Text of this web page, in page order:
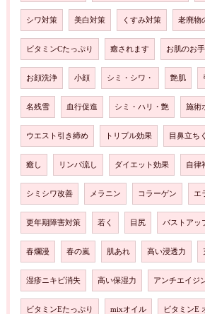
シワ対策 美白対策 くすみ対策 老廃物
ビタミンCたっぷり 癒されます お肌のお
お顔洗浄 小顔 シミ・シワ・ 艶肌
名残雪 血行促進 シミ・ハリ・艶 施術
ウエスト引き締め トリプル効果 目鼻立ち
癒し リンパ流し ダイエット効果 自律
シミシワ改善 メラニン コラーゲン エ
更年期障害対策 若く 目尻 バストアッ
春爛漫 春の嵐 肌あれ 高い浸透力
湿疹ニキビ消失 高い保湿力 アンチエイジ
ビタミンEたっぷり mixオイル ビタミンE